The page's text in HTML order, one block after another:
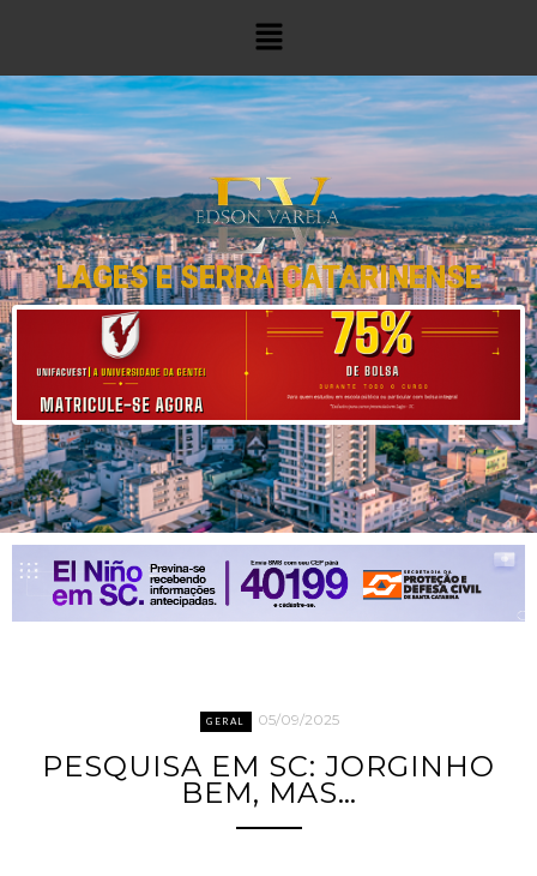
LAGES E SERRA CATARINENSE
GERAL 05/09/2025
PESQUISA EM SC: JORGINHO
BEM, MAS…